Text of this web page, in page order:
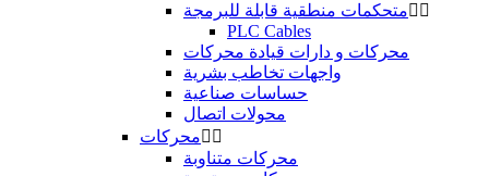
متحكمات منطقية قابلة للبرمجة 
PLC Cables
محركات و دارات قيادة محركات
واجهات تخاطب بشرية
حساسات صناعية
محولات اتصال
محركات 
محركات متناوبة